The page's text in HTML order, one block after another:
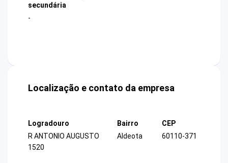
secundária
-
Localização e contato da empresa
Logradouro
R ANTONIO AUGUSTO
1520
Bairro
Aldeota
CEP
60110-371